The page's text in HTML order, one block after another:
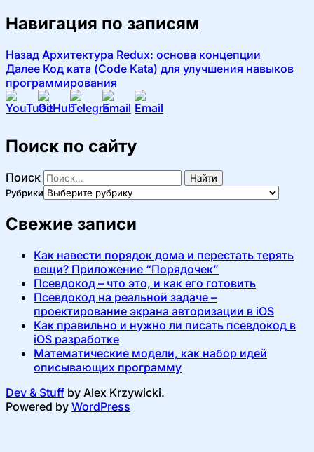
Навигация по записям
Назад Архитектура Redux: основа концепции
Далее Код ката (Code Kata) для улучшения навыков
программирования
Поиск по сайту
Поиск
Найти
Рубрики
Свежие записи
Как навести порядок дома и перестать терять
вещи? Приложение “Порядочек”
Псевдокод – что это, и как его готовить
Псевдокод на реальной задаче –
проектирование экрана авторизации в iOS
Как правильно и нужно ли писать псевдокод в
iOS разработке
Математические модели, как набор идей
описывающих программу
Dev & Stuff by Alex Krzywicki.
Powered by WordPress